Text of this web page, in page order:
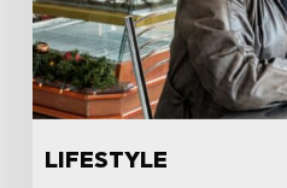
LIFESTYLE